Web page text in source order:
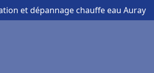
et dépannage chauffe eau Auray